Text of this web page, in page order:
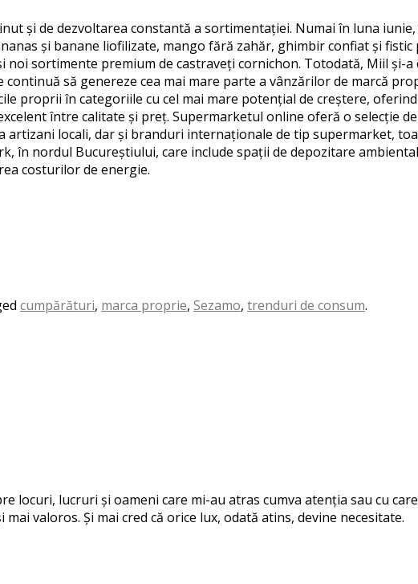
și de dezvoltarea constantă a sortimentației. Numai în luna iunie,
și banane liofilizate, mango fără zahăr, ghimbir confiat și
sortimente premium de castraveți cornichon. Totodată, Miil și-
să genereze cea mai mare parte a vânzărilor de marcă
proprii în categoriile cu cel mai mare potențial de creștere,
între calitate și preț. Supermarketul online oferă o selecție
locali, dar și branduri internaționale de tip supermarket,
în nordul Bucureștiului, care include spații de depozitare
costurilor de energie.
cumpărături, marca proprie, Sezamo, trenduri de consum.
locuri, lucruri și oameni care mi-au atras cumva atenția sau cu
valoros. Și mai cred că orice lux, odată atins, devine necesitate.